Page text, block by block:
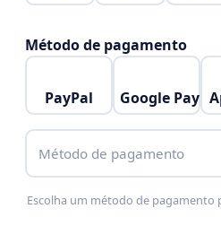
Método de pagamento
PayPal Google Pay
Método de pagamento
Escolha um método de pagamento